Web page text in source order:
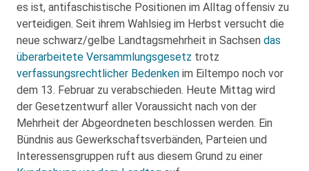
es ist, antifaschistische Positionen im Alltag offensiv zu
verteidigen. Seit ihrem Wahlsieg im Herbst versucht die
neue schwarz/gelbe Landtagsmehrheit in Sachsen das
überarbeitete Versammlungsgesetz trotz
verfassungsrechtlicher Bedenken im Eiltempo noch vor
dem 13. Februar zu verabschieden. Heute Mittag wird
der Gesetzentwurf aller Voraussicht nach von der
Mehrheit der Abgeordneten beschlossen werden. Ein
Bündnis aus Gewerkschaftsverbänden, Parteien und
Interessensgruppen ruft aus diesem Grund zu einer